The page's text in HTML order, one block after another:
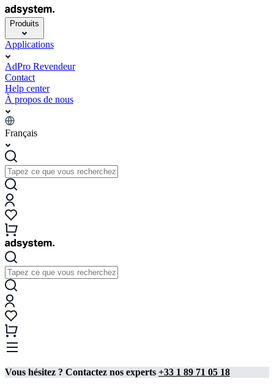
Produits
Applications
AdPro Revendeur
Contact
Help center
À propos de nous
Français
Vous hésitez ? Contactez nos experts +33 1 89 71 05 18